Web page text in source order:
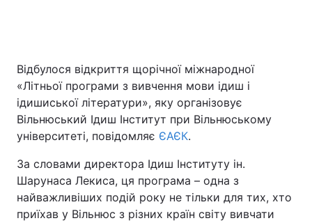
Відбулося відкриття щорічної міжнародної
«Літньої програми з вивчення мови ідиш і
ідишиської літератури», яку організовує
Вільнюський Ідиш Інститут при Вільнюському
університеті, повідомляє ЄАЄК.
За словами директора Ідиш Інституту ін.
Шарунаса Лекиса, ця програма – одна з
найважливіших подій року не тільки для тих, хто
приїхав у Вільнюс з різних країн світу вивчати